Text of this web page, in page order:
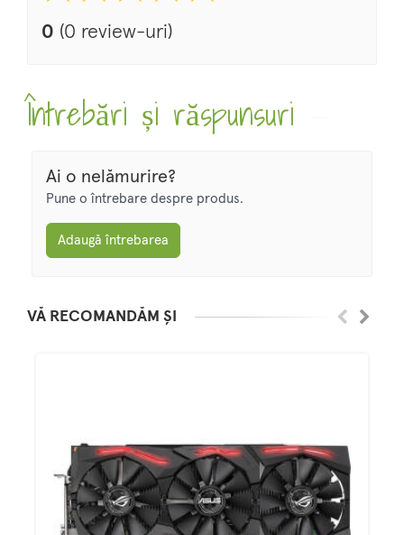
0 (0 review-uri)
Întrebări și răspunsuri
Ai o nelămurire?
Pune o întrebare despre produs.
Adaugă întrebarea
VĂ RECOMANDĂM ȘI